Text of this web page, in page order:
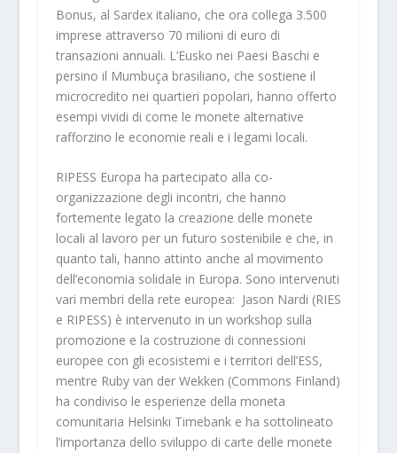
Bonus, al Sardex italiano, che ora collega 3.500
imprese attraverso 70 milioni di euro di
transazioni annuali. L’Eusko nei Paesi Baschi e
persino il Mumbuça brasiliano, che sostiene il
microcredito nei quartieri popolari, hanno offerto
esempi vividi di come le monete alternative
rafforzino le economie reali e i legami locali.
RIPESS Europa ha partecipato alla co-
organizzazione degli incontri, che hanno
fortemente legato la creazione delle monete
locali al lavoro per un futuro sostenibile e che, in
quanto tali, hanno attinto anche al movimento
dell’economia solidale in Europa. Sono intervenuti
vari membri della rete europea: Jason Nardi (RIES
e RIPESS) è intervenuto in un workshop sulla
promozione e la costruzione di connessioni
europee con gli ecosistemi e i territori dell’ESS,
mentre Ruby van der Wekken (Commons Finland)
ha condiviso le esperienze della moneta
comunitaria Helsinki Timebank e ha sottolineato
l’importanza dello sviluppo di carte delle monete